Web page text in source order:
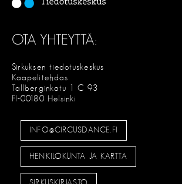
OTA YHTEYTTÄ:
Sirkuksen tiedotuskeskus
Kaapelitehdas
Tallberginkatu 1 C 93
FI-00180 Helsinki
INFO@CIRCUSDANCE.FI
HENKILÖKUNTA JA KARTTA